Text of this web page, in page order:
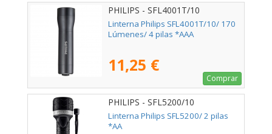
PHILIPS - SFL4001T/10
Linterna Philips SFL4001T/10/ 170
Lúmenes/ 4 pilas *AAA
11,25 €
Comprar
PHILIPS - SFL5200/10
Linterna Philips SFL5200/ 2 pilas
*AA